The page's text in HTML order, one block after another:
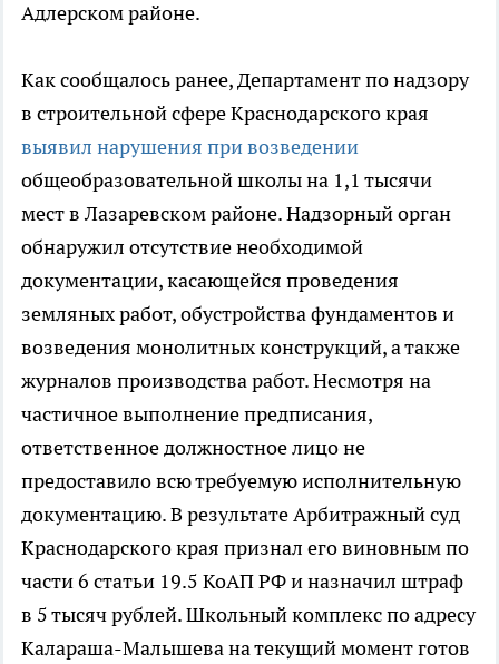
Адлерском районе.
Как сообщалось ранее, Департамент по надзору
в строительной сфере Краснодарского края
выявил нарушения при возведении
общеобразовательной школы на 1,1 тысячи
мест в Лазаревском районе. Надзорный орган
обнаружил отсутствие необходимой
документации, касающейся проведения
земляных работ, обустройства фундаментов и
возведения монолитных конструкций, а также
журналов производства работ. Несмотря на
частичное выполнение предписания,
ответственное должностное лицо не
предоставило всю требуемую исполнительную
документацию. В результате Арбитражный суд
Краснодарского края признал его виновным по
части 6 статьи 19.5 КоАП РФ и назначил штраф
в 5 тысяч рублей. Школьный комплекс по адресу
Калараша-Малышева на текущий момент готов